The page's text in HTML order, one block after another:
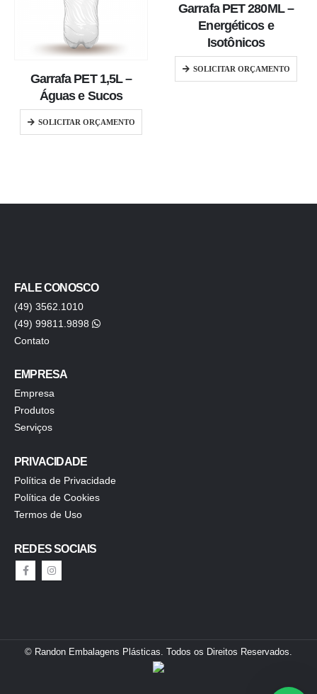
Garrafa PET 1,5L –
Águas e Sucos
SOLICITAR ORÇAMENTO
Garrafa PET 280ML –
Energéticos e
Isotônicos
SOLICITAR ORÇAMENTO
FALE CONOSCO
(49) 3562.1010
(49) 99811.9898
Contato
EMPRESA
Empresa
Produtos
Serviços
PRIVACIDADE
Política de Privacidade
Política de Cookies
Termos de Uso
REDES SOCIAIS
© Randon Embalagens Plásticas. Todos os Direitos Reservados.